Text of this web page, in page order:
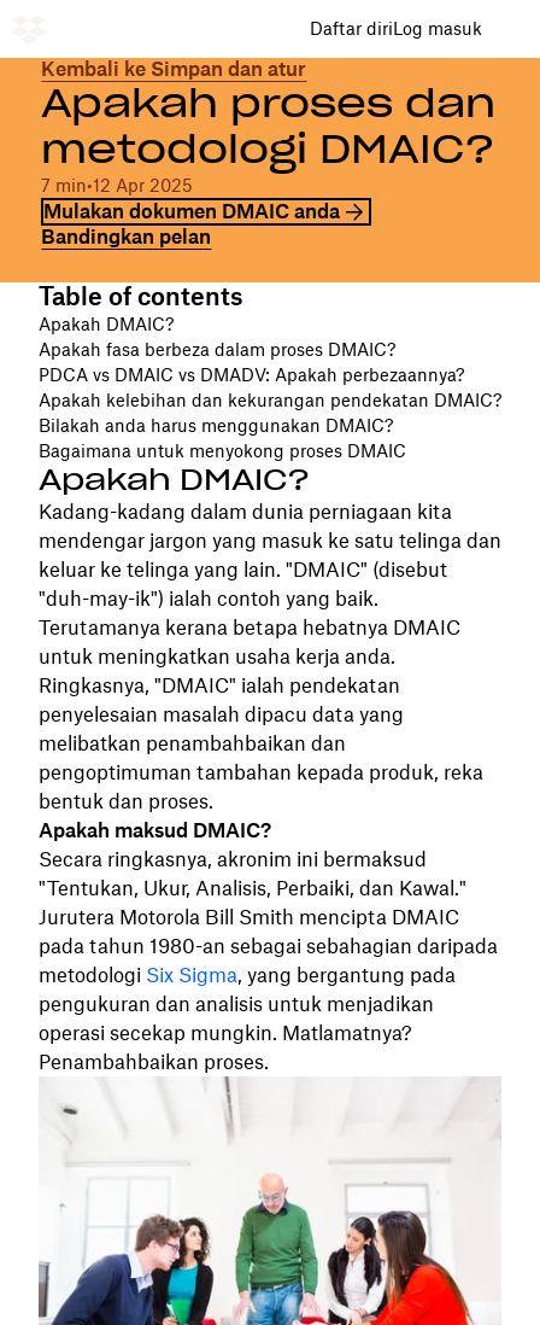
Daftar diriLog masuk
Kembali ke Simpan dan atur
Apakah proses dan
metodologi DMAIC?
7 min•12 Apr 2025
Mulakan dokumen DMAIC anda
Bandingkan pelan
Table of contents
Apakah DMAIC?
Apakah fasa berbeza dalam proses DMAIC?
PDCA vs DMAIC vs DMADV: Apakah perbezaannya?
Apakah kelebihan dan kekurangan pendekatan DMAIC?
Bilakah anda harus menggunakan DMAIC?
Bagaimana untuk menyokong proses DMAIC
Apakah DMAIC?
Kadang-kadang dalam dunia perniagaan kita
mendengar jargon yang masuk ke satu telinga dan
keluar ke telinga yang lain. "DMAIC" (disebut
"duh-may-ik") ialah contoh yang baik.
Terutamanya kerana betapa hebatnya DMAIC
untuk meningkatkan usaha kerja anda.
Ringkasnya, "DMAIC" ialah pendekatan
penyelesaian masalah dipacu data yang
melibatkan penambahbaikan dan
pengoptimuman tambahan kepada produk, reka
bentuk dan proses.
Apakah maksud DMAIC?
Secara ringkasnya, akronim ini bermaksud
"Tentukan, Ukur, Analisis, Perbaiki, dan Kawal."
Jurutera Motorola Bill Smith mencipta DMAIC
pada tahun 1980-an sebagai sebahagian daripada
metodologi Six Sigma, yang bergantung pada
pengukuran dan analisis untuk menjadikan
operasi secekap mungkin. Matlamatnya?
Penambahbaikan proses.